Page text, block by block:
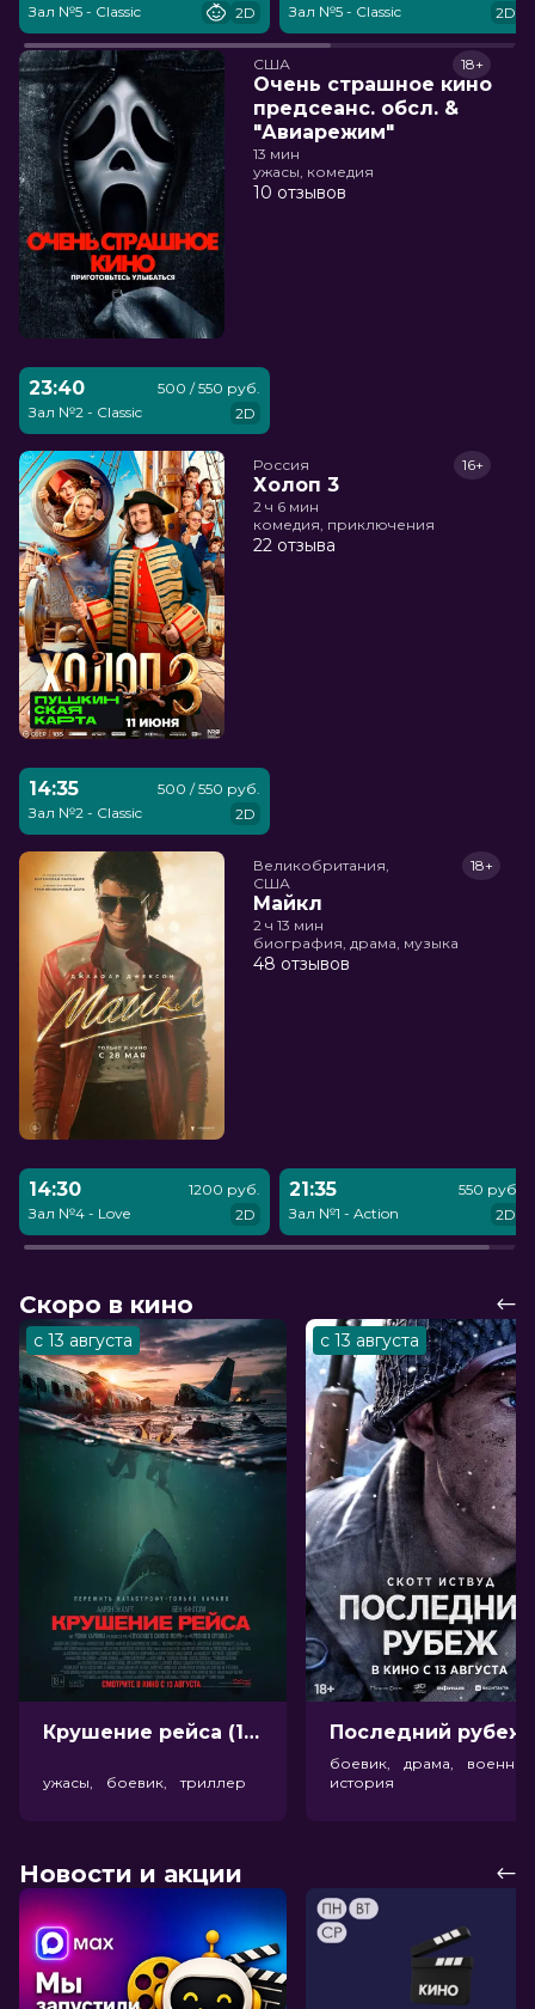
Зал №5 - Classic 2D Зал №5 - Classic 2D
США
Очень страшное кино
предсеанс. обсл. &
"Авиарежим"
18+
13 мин
ужасы, комедия
10 отзывов
23:40
Зал №2 - Classic
500 / 550 руб.
2D
Россия
Холоп 3
16+
2 ч 6 мин
комедия, приключения
22 отзыва
14:35
Зал №2 - Classic
500 / 550 руб.
2D
Великобритания,
США
Майкл
18+
2 ч 13 мин
биография, драма, музыка
48 отзывов
14:30
Зал №4 - Love
1200 руб.
2D
21:35
Зал №1 - Action
550 руб.
2D
Скоро в кино
с 13 августа
Крушение рейса (18+)
ужасы, боевик, триллер
с 13 августа
боевик, драма,
история
Новости и акции